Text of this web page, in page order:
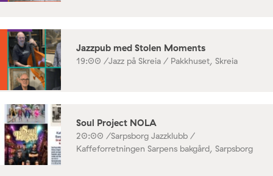
Jazzpub med Stolen Moments
19:00 /Jazz på Skreia / Pakkhuset, Skreia
Soul Project NOLA
20:00 /Sarpsborg Jazzklubb /
Kaffeforretningen Sarpens bakgård, Sarpsborg